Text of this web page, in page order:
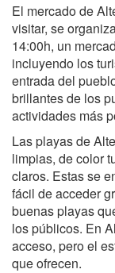
El mercado de
visitar, se
14:00h, un
incluyendo los
entrada del
brillantes de los
actividades más
Las playas de
limpias, de color
claros. Estas se
fácil de acceder
buenas playas
los públicos. En
acceso, pero el
que ofrecen.